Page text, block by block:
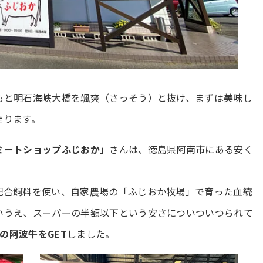
明石海峡大橋を颯爽（さっそう）と抜け、まずは美味し
ます。
ートショップふじおか」 さんは、徳島県阿南市にある安く
飼料を使い、自家農場の「ふじおか牧場」で育った血統
え、スーパーの半額以下という安さについついつられて
阿波牛をGETしました。